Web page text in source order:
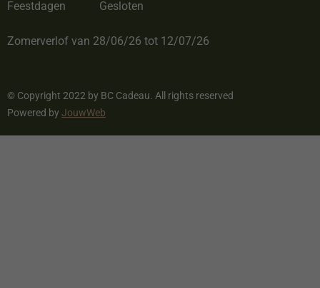
Feestdagen Gesloten
Zomerverlof van 28/06/26 tot 12/07/26
© Copyright 2022 by BC Cadeau. All rights reserved
Powered byJouwWeb